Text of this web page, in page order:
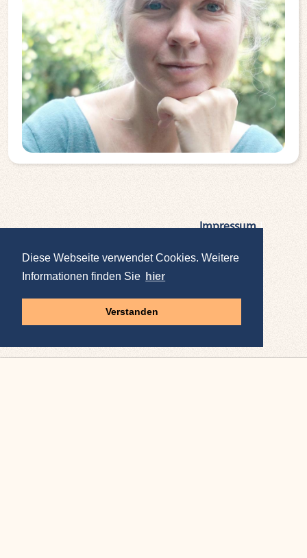
Diese Webseite verwendet Cookies. Weitere
Informationen finden Sie hier
Verstanden
Impressum|